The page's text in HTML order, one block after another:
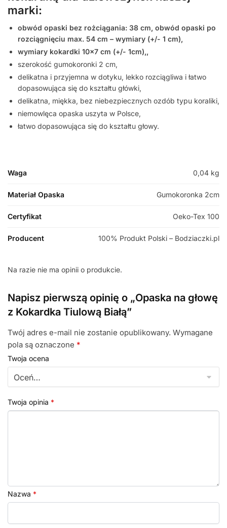
marki:
obwód opaski bez rożciągania: 38 cm, obwód opaski po
rozciągnięciu max. 54 cm – wymiary (+/- 1 cm),
wymiary kokardki 10×7 cm (+/- 1cm),,
szerokość gumokoronki 2 cm,
delikatna i przyjemna w dotyku, lekko rozciągliwa i łatwo
dopasowująca się do kształtu główki,
delikatna, miękka, bez niebezpiecznych ozdób typu koraliki,
niemowlęca opaska uszyta w Polsce,
łatwo dopasowująca się do kształtu głowy.
Waga 0,04 kg
Materiał Opaska Gumokoronka 2cm
Certyfikat Oeko-Tex 100
Producent 100% Produkt Polski – Bodziaczki.pl
Na razie nie ma opinii o produkcie.
Napisz pierwszą opinię o „Opaska na głowę
z Kokardka Tiulową Białą”
Twój adres e-mail nie zostanie opublikowany. Wymagane
pola są oznaczone *
Twoja ocena
Twoja opinia *
Nazwa *